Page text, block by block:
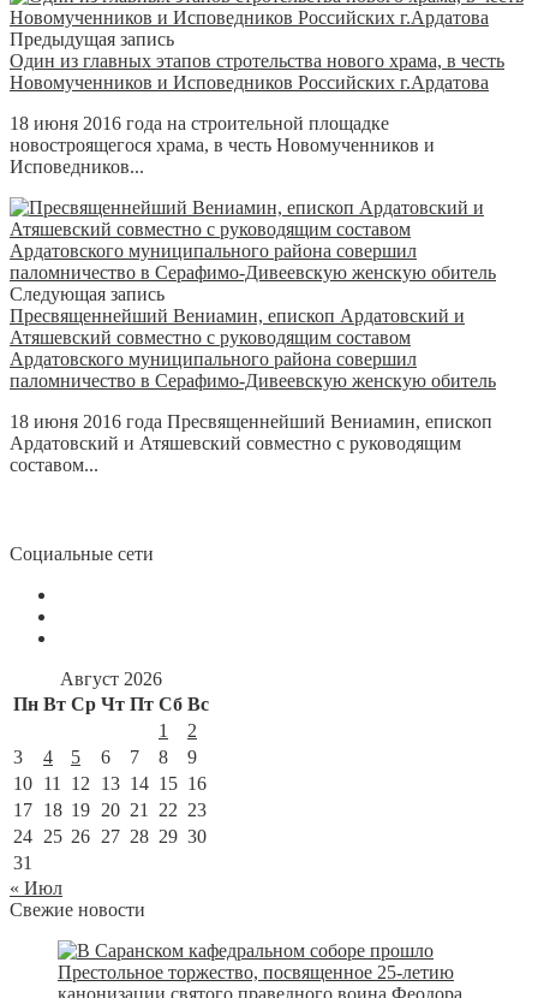
Предыдущая запись
Один из главных этапов стротельства нового храма, в честь
Новомученников и Исповедников Российских г.Ардатова
18 июня 2016 года на строительной площадке
новостроящегося храма, в честь Новомученников и
Исповедников...
Следующая запись
Пресвященнейший Вениамин, епископ Ардатовский и
Атяшевский совместно с руководящим составом
Ардатовского муниципального района совершил
паломничество в Серафимо-Дивеевскую женскую обитель
18 июня 2016 года Пресвященнейший Вениамин, епископ
Ардатовский и Атяшевский совместно с руководящим
составом...
Социальные сети
Август 2026
Пн Вт Ср Чт Пт Сб Вс
1
2
3
4 5 6 7 8
9
10 11 12 13 14 15 16
17 18 19 20 21 22 23
24 25 26 27 28 29 30
31
« Июл
Свежие новости